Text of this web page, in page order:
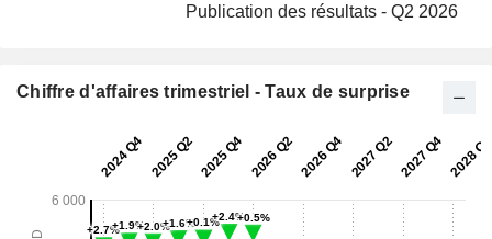
Publication des résultats - Q2 2026
Chiffre d'affaires trimestriel - Taux de surprise